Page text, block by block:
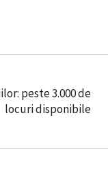
peste 3.000 de
locuri disponibile